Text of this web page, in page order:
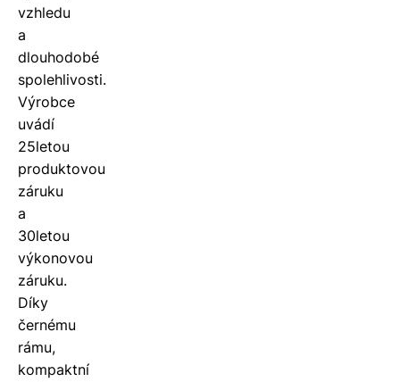
vzhledu
a
dlouhodobé
spolehlivosti.
Výrobce
uvádí
25letou
produktovou
záruku
a
30letou
výkonovou
záruku.
Díky
černému
rámu,
kompaktní